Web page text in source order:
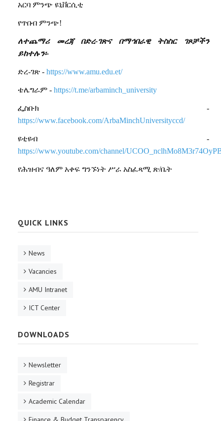
አርባ ምንጭ ዩኒቨርሲቲ
የጥበብ ምንጭ!
ለተጨማሪ መረጃ በድረ-ገጽና በማኅበራዊ ትስስር ገጾቻችን
ይከተሉን፡-
ድረ-ገጽ - https://www.amu.edu.et/
ቴሌግራም - https://t.me/arbaminch_university
ፌስቡክ -
https://www.facebook.com/ArbaMinchUniversityccd/
ዩቲዩብ -
https://www.youtube.com/channel/
የሕዝብና ዓለም አቀፍ ግንኙነት ሥራ አስፈጻሚ ጽ/ቤት
QUICK LINKS
News
Vacancies
AMU Intranet
ICT Center
DOWNLOADS
Newsletter
Registrar
Academic Calendar